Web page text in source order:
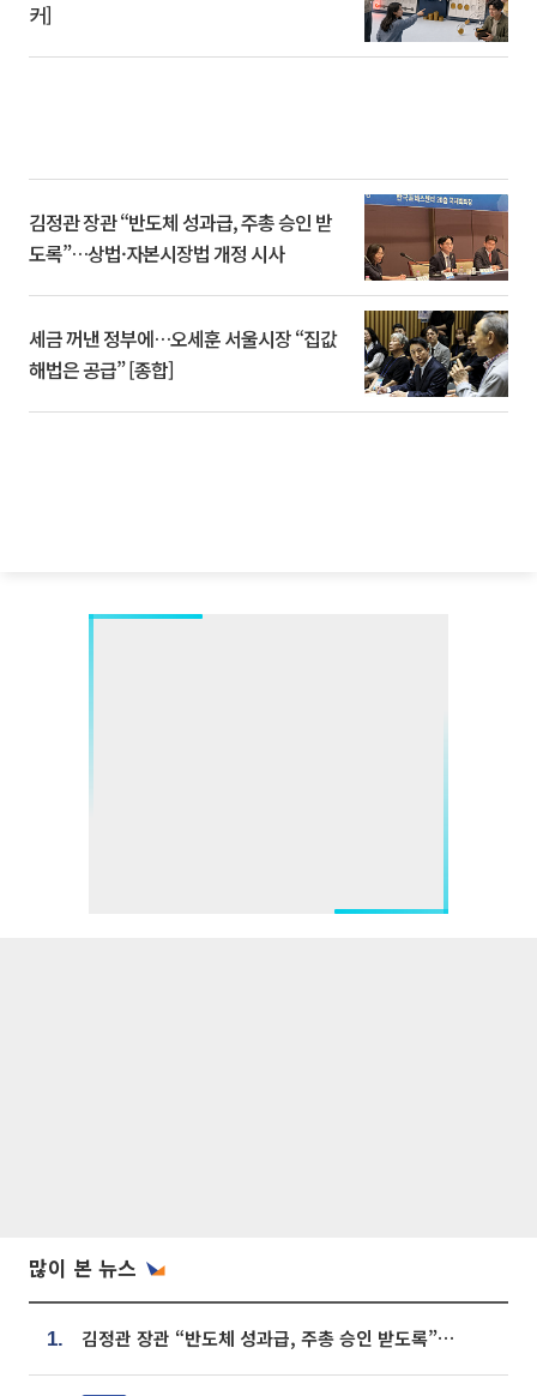
커]
김정관 장관 “반도체 성과급, 주총 승인 받
도록”…상법·자본시장법 개정 시사
세금 꺼낸 정부에…오세훈 서울시장 “집값
해법은 공급” [종합]
많이 본 뉴스
1. 김정관 장관 “반도체 성과급, 주총 승인 받도록”…상법·자본시장법 개정 시사